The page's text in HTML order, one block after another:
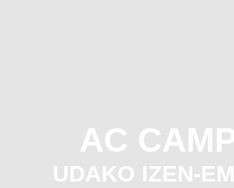
AC
UDAKO IZEN-